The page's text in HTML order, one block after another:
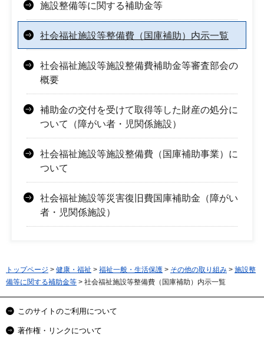
施設整備等に関する補助金等
社会福祉施設等整備費（国庫補助）内示一覧
社会福祉施設等施設整備費補助金等審査部会の
概要
補助金の交付を受けて取得等した財産の処分に
ついて（障がい者・児関係施設）
社会福祉施設等施設整備費（国庫補助事業）に
ついて
社会福祉施設等災害復旧費国庫補助金（障がい
者・児関係施設）
トップページ > 健康・福祉 > 福祉一般・生活保護 > その他の取り組み > 施設整
備等に関する補助金等 > 社会福祉施設等整備費（国庫補助）内示一覧
このサイトのご利用について
著作権・リンクについて